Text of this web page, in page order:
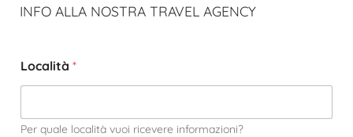
INFO ALLA NOSTRA TRAVEL AGENCY
Località *
Per quale località vuoi ricevere informazioni?